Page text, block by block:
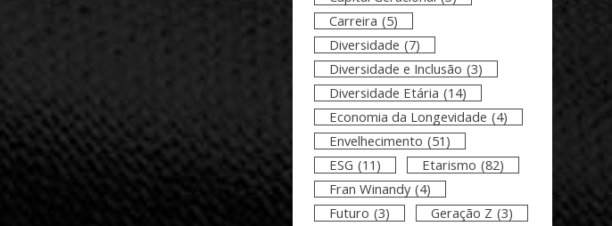
Carreira (5)
Diversidade (7)
Diversidade e Inclusão (3)
Diversidade Etária (14)
Economia da Longevidade (4)
Envelhecimento (51)
ESG (11) Etarismo (82)
Fran Winandy (4)
Futuro (3) Geração Z (3)